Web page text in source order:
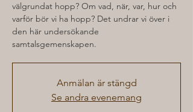
välgrundat hopp? Om vad, när, var, hur och
varför bör vi ha hopp? Det undrar vi över i
den här undersökande
samtalsgemenskapen.
Anmälan är stängd
Se andra evenemang